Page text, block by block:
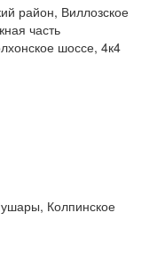
район, Виллозское
часть
шоссе, 4к4
Колпинское